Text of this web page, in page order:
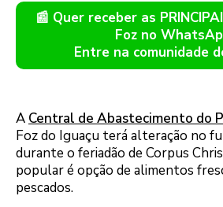
📰 Quer receber as
Foz no
Entre na comunidade
A Central de Abastecimento do
Foz do Iguaçu terá alteração no
durante o feriadão de Corpus
popular é opção de alimentos
pescados.